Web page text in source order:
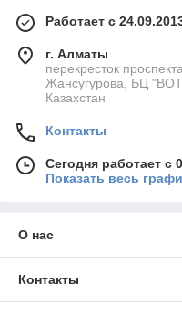
Работает с
г. Алматы
перекресток
Жансугурова, БЦ
Казахстан
Контакты
Сегодня работает с
Показать весь
О нас
Контакты